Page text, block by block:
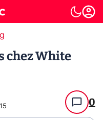
chez White
0